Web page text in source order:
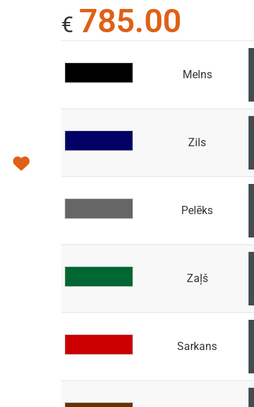
€ 785.00
Melns
Zils
Pelēks
Zaļš
Sarkans